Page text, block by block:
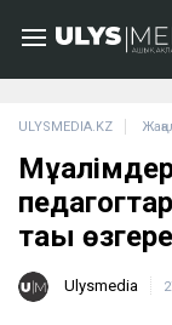
ULYSMEDIA.KZ
тағы
Ulysmedia